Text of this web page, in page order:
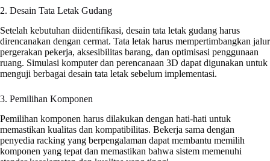
2. Desain Tata Letak Gudang
Setelah kebutuhan diidentifikasi, desain tata letak gudang harus
direncanakan dengan cermat. Tata letak harus mempertimbangkan jalur
pergerakan pekerja, aksesibilitas barang, dan optimisasi penggunaan
ruang. Simulasi komputer dan perencanaan 3D dapat digunakan untuk
menguji berbagai desain tata letak sebelum implementasi.
3. Pemilihan Komponen
Pemilihan komponen harus dilakukan dengan hati-hati untuk
memastikan kualitas dan kompatibilitas. Bekerja sama dengan
penyedia racking yang berpengalaman dapat membantu memilih
komponen yang tepat dan memastikan bahwa sistem memenuhi